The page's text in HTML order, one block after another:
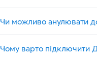
Чи можливо анулювати
Чому варто підключити